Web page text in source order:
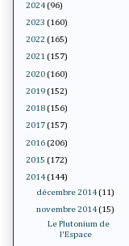
2024 (96)
2023 (160)
2022 (165)
2021 (157)
2020 (160)
2019 (152)
2018 (156)
2017 (157)
2016 (206)
2015 (172)
2014 (144)
décembre 2014 (11)
novembre 2014 (15)
Le Plutonium de
l'Espace